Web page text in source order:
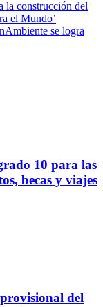
la construcción del
el Mundo’
se logra
10 para las
becas y viajes
del